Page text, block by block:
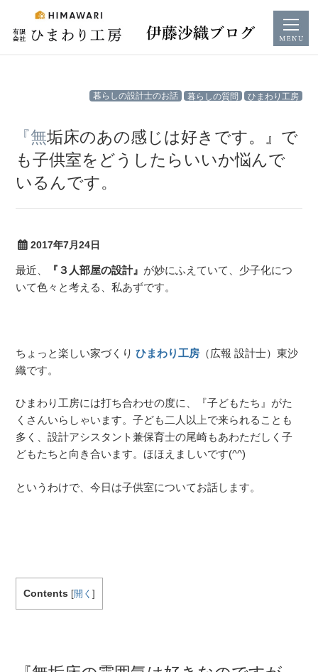
ひまわり工房
暮らしの質問
暮らしの設計士のお話
『無垢床のあの感じは好きです。』で
も子供室をどうしたらいいか悩んで
いるんです。
2017年7月24日
最近、 『３人部屋の設計』 が妙にふえていて、少子化につ
いて色々と考える、私あずです。
ちょっと楽しい家づくりひまわり工房 （広報 設計士）東沙
織です。
ひまわり工房には打ち合わせの度に、『子どもたち』がた
くさんいらしゃいます。子ども二人以上で来られることも
多く、設計アシスタント兼保育士の尾崎もあわただしく子
どもたちと向き合います。ほほえましいです(^^)
というわけで、今日は子供室についてお話します。
Contents [開く]